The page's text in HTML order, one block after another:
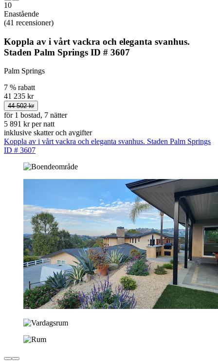
10
Enastående
(41 recensioner)
Koppla av i vårt vackra och eleganta svanhus.
Staden Palm Springs ID # 3607
Palm Springs
7 % rabatt
41 235 kr
44 502 kr
för 1 bostad, 7 nätter
5 891 kr per natt
inklusive skatter och avgifter
Koppla av i vårt vackra och eleganta svanhus. Staden Palm Springs
ID # 3607